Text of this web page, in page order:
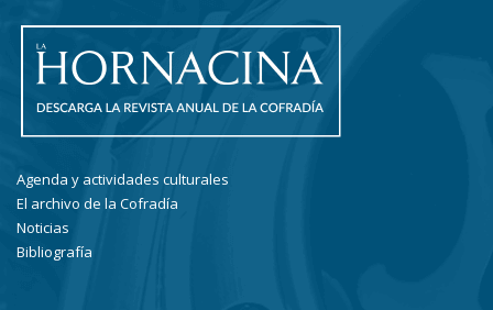
Agenda y actividades culturales
El archivo de la Cofradía
Noticias
Bibliografía